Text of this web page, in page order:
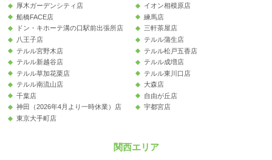
厚木ガーデンシティ店
イオン相模原店
船橋FACE店
練馬店
ドン・キホーテ溝の口駅前出張所店
三軒茶屋店
八王子店
テルル蒲生店
テルル宮野木店
テルル松戸五香店
テルル新越谷店
テルル成増店
テルル草加花栗店
テルル東川口店
テルル南流山店
大森店
千葉店
自由が丘店
神田（2026年4月より一時休業）店
宇都宮店
東京大手町店
関西エリア